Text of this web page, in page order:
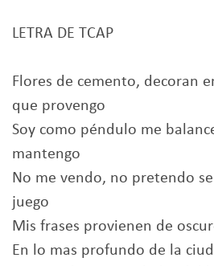
LETRA DE TCAP
Flores de cemento, decoran
que provengo
Soy como péndulo me
mantengo
No me vendo, no pretendo
juego
Mis frases provienen de
En lo mas profundo de la